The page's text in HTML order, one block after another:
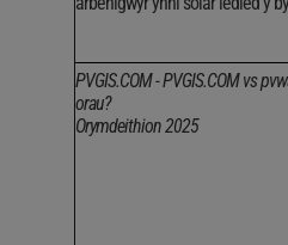
PVGIS.COM - PVGIS.COM vs
orau?
Orymdeithion 2025